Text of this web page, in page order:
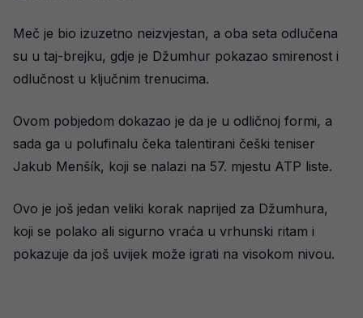
Meč je bio izuzetno neizvjestan, a oba seta odlučena
su u taj-brejku, gdje je Džumhur pokazao smirenost i
odlučnost u ključnim trenucima.
Ovom pobjedom dokazao je da je u odličnoj formi, a
sada ga u polufinalu čeka talentirani češki teniser
Jakub Menšík, koji se nalazi na 57. mjestu ATP liste.
Ovo je još jedan veliki korak naprijed za Džumhura,
koji se polako ali sigurno vraća u vrhunski ritam i
pokazuje da još uvijek može igrati na visokom nivou.